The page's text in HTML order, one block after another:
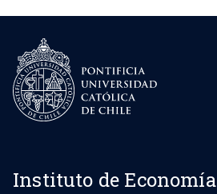
Instituto de Economía